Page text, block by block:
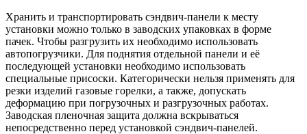
Хранить и транспортировать сэндвич-панели к месту
установки можно только в заводских упаковках в форме
пачек. Чтобы разгрузить их необходимо использовать
автопогрузчики. Для поднятия отдельной панели и её
последующей установки необходимо использовать
специальные присоски. Категорически нельзя применять для
резки изделий газовые горелки, а также, допускать
деформацию при погрузочных и разгрузочных работах.
Заводская пленочная защита должна вскрываться
непосредственно перед установкой сэндвич-панелей.